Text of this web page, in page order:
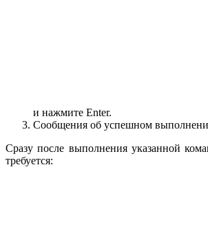
и нажмите Enter.
Сообщения об успешном
Сразу после выполнения указанной
требуется: